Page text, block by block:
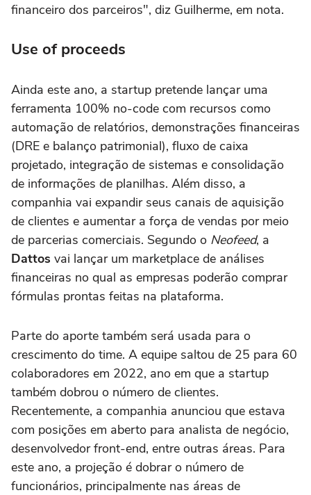
financeiro dos parceiros", diz Guilherme, em nota.
Use of proceeds
Ainda este ano, a startup pretende lançar uma
ferramenta 100% no-code com recursos como
automação de relatórios, demonstrações financeiras
(DRE e balanço patrimonial), fluxo de caixa
projetado, integração de sistemas e consolidação
de informações de planilhas. Além disso, a
companhia vai expandir seus canais de aquisição
de clientes e aumentar a força de vendas por meio
de parcerias comerciais. Segundo o Neofeed, a
Dattos vai lançar um marketplace de análises
financeiras no qual as empresas poderão comprar
fórmulas prontas feitas na plataforma.
Parte do aporte também será usada para o
crescimento do time. A equipe saltou de 25 para 60
colaboradores em 2022, ano em que a startup
também dobrou o número de clientes.
Recentemente, a companhia anunciou que estava
com posições em aberto para analista de negócio,
desenvolvedor front-end, entre outras áreas. Para
este ano, a projeção é dobrar o número de
funcionários, principalmente nas áreas de